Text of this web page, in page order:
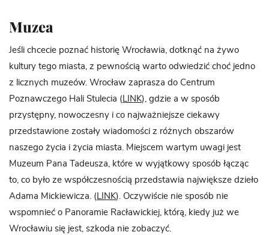
Muzea
Jeśli chcecie poznać historię Wrocławia, dotknąć na żywo
kultury tego miasta, z pewnością warto odwiedzić choć jedno
z licznych muzeów. Wrocław zaprasza do Centrum
Poznawczego Hali Stulecia ( LINK), gdzie a w sposób
przystępny, nowoczesny i co najważniejsze ciekawy
przedstawione zostały wiadomości z różnych obszarów
naszego życia i życia miasta. Miejscem wartym uwagi jest
Muzeum Pana Tadeusza, które w wyjątkowy sposób łącząc
to, co było ze współczesnością przedstawia największe dzieło
Adama Mickiewicza. ( LINK). Oczywiście nie sposób nie
wspomnieć o Panoramie Racławickiej, którą, kiedy już we
Wrocławiu się jest, szkoda nie zobaczyć.